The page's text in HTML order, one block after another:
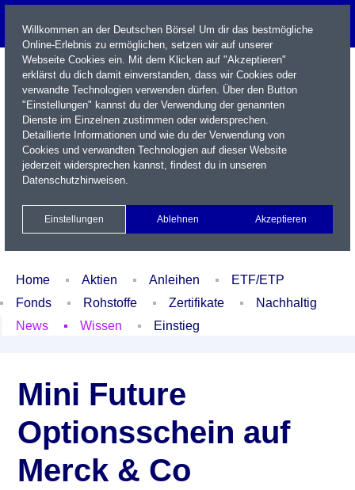
Name / WKN / ISIN / Kürzel
Xetra Realtime
Watchlist Portfolio Login
Home Aktien Anleihen
ETF/ETP
Fonds
Rohstoffe Zertifikate
Nachhaltig
News
Wissen Einstieg
Mini Future
Optionsschein auf
Merck & Co
Willkommen an der Deutschen Börse! Um dir das bestmögliche
Online-Erlebnis zu ermöglichen, setzen wir auf unserer
Webseite Cookies ein. Mit dem Klicken auf "Akzeptieren"
erklärst du dich damit einverstanden, dass wir Cookies oder
verwandte Technologien verwenden dürfen. Über den Button
"Einstellungen" kannst du der Verwendung der genannten
Dienste im Einzelnen zustimmen oder widersprechen.
Detaillierte Informationen und wie du der Verwendung von
Cookies und verwandten Technologien auf dieser Website
jederzeit widersprechen kannst, findest du in unseren
Datenschutzhinweisen.
Einstellungen Ablehnen Akzeptieren